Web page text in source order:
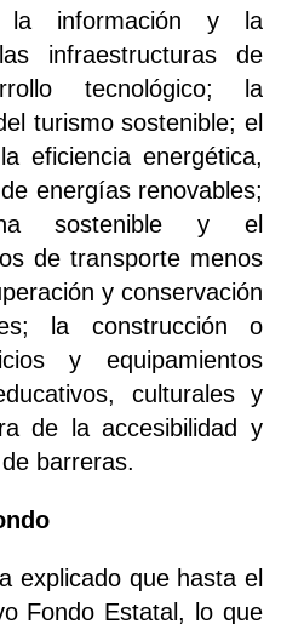
la información y la
infraestructuras de
tecnológico; la
turismo sostenible; el
eficiencia energética,
energías renovables;
sostenible y el
de transporte menos
y conservación
la construcción o
y equipamientos
culturales y
de la accesibilidad y
barreras.
explicado que hasta el
Fondo Estatal, lo que